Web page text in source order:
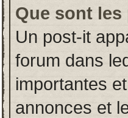
Que sont
Un post-it
forum dans
importantes
annonces et